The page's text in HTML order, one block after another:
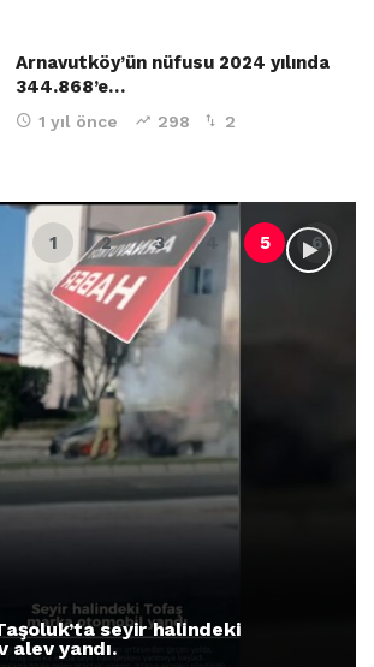
Arnavutköy’ün nüfusu 2024 yılında
344.868’e…
1 yıl önce 298 2
seyir halindeki
alev yandı.